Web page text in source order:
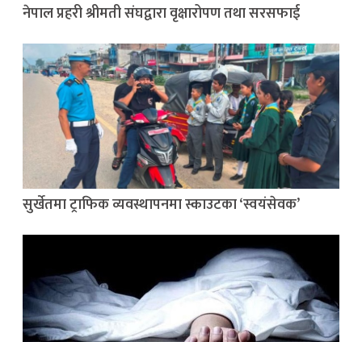
नेपाल प्रहरी श्रीमती संघद्वारा वृक्षारोपण तथा सरसफाई
सुर्खेतमा ट्राफिक व्यवस्थापनमा स्काउटका ‘स्वयंसेवक’